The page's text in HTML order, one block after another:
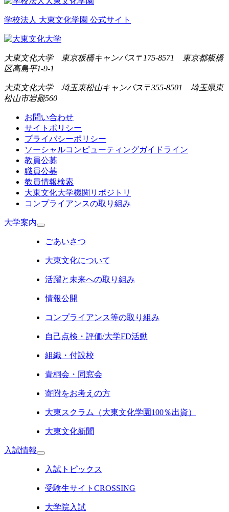
学校法人 大東文化学園 公式サイト
大東文化大学 東京板橋キャンパス 〒175-8571 東京都板橋
区高島平1-9-1
大東文化大学 埼玉東松山キャンパス 〒355-8501 埼玉県東
松山市岩殿560
お問い合わせ
サイトポリシー
プライバシーポリシー
ソーシャルコンピューティングガイドライン
教員公募
職員公募
教員情報検索
大東文化大学機関リポジトリ
コンプライアンスの取り組み
大学案内
ごあいさつ
大東文化について
活躍と未来への取り組み
情報公開
コンプライアンス等の取り組み
自己点検・評価/大学FD活動
組織・付設校
青桐会・同窓会
寄附をお考えの方
大東スクラム（大東文化学園100％出資）
大東文化新聞
入試情報
入試トピックス
受験生サイトCROSSING
大学院入試